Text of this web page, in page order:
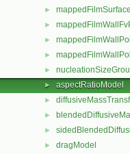
►
►
►
►
►
► aspectRatioModel
►
►
►
► dragModel